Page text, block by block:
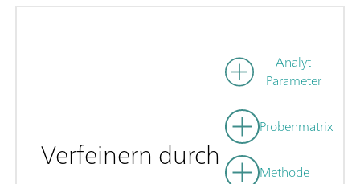
Verfeinern durch
Analyt
Parameter
Probenmatrix
Methode